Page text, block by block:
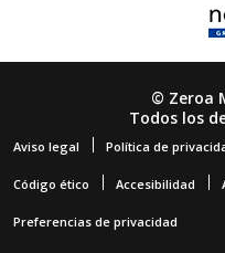
© Zeroa
Todos los
Aviso legal Política de
Código ético Accesibilidad
Preferencias de privacidad